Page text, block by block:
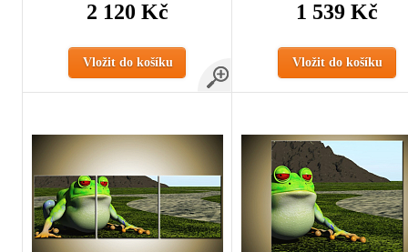
2 120 Kč
Vložit do košíku
1 539 Kč
Vložit do košíku